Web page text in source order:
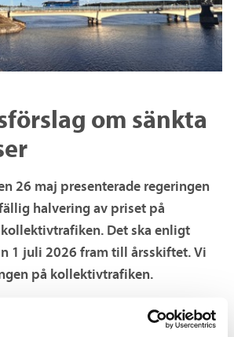
om sänkta
26 maj presenterade regeringen
halvering av priset på
Det ska enligt
1 juli 2026 fram till årsskiftet. Vi
på kollektivtrafiken.
Uppdatering